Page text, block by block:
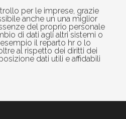
per le imprese, grazie
anche un una miglior
del proprio personale
di dati agli altri sistemi o
il reparto hr o lo
al rispetto dei diritti dei
dati utili e affidabili